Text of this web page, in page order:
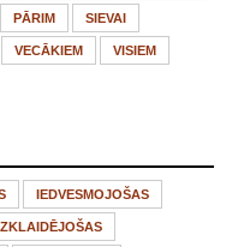
PĀRIM SIEVAI
VECĀKIEM VISIEM
IEDVESMOJOŠAS